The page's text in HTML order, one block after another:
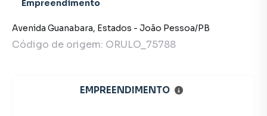
Empreendimento
Avenida Guanabara, Estados - João Pessoa/PB
Código de origem: ORULO_75788
EMPREENDIMENTO